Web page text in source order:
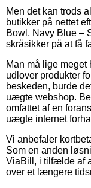
Men det kan trods
butikker på nettet
Bowl, Navy Blue –
skråsikker på at få
Man må lige
udlover produkter
beskeden, burde
uægte webshop.
omfattet af en
uægte internet
Vi anbefaler
Som en anden
ViaBill, i tilfælde af
over et længere